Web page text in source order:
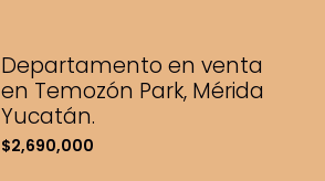
Departamento en venta
en Temozón Park, Mérida
Yucatán.
$2,690,000